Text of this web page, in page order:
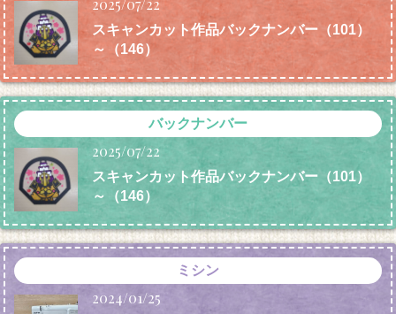
2025/07/22
スキャンカット作品バックナンバー（101）
～（146）
バックナンバー
2025/07/22
スキャンカット作品バックナンバー（101）
～（146）
ミシン
2024/01/25